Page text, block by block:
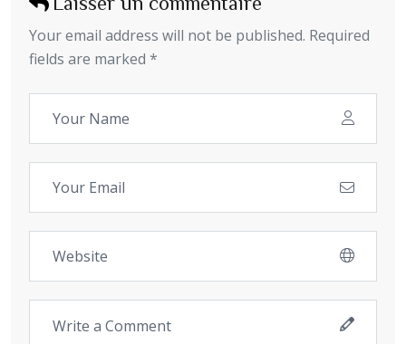
Your email address will not be published. Required
fields are marked *